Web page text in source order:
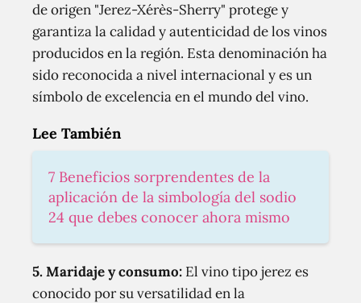
de origen "Jerez-Xérès-Sherry" protege y
garantiza la calidad y autenticidad de los vinos
producidos en la región. Esta denominación ha
sido reconocida a nivel internacional y es un
símbolo de excelencia en el mundo del vino.
Lee También
7 Beneficios sorprendentes de la
aplicación de la simbología del sodio
24 que debes conocer ahora mismo
5. Maridaje y consumo: El vino tipo jerez es
conocido por su versatilidad en la